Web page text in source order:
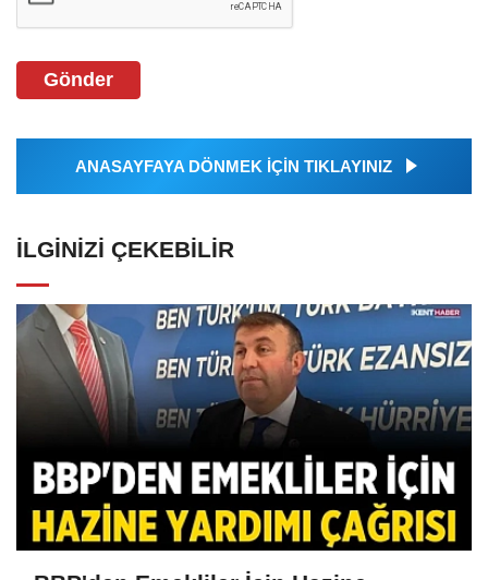
Gönder
ANASAYFAYA DÖNMEK İÇİN TIKLAYINIZ
İLGINIZI ÇEKEBILIR